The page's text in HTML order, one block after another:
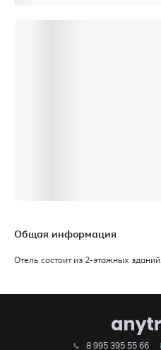
Общая информация
Отель состоит из 2-этажных зданий.
8 995 395 55 66